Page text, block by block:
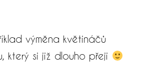
výměna květináčů
který si již dlouho přeji